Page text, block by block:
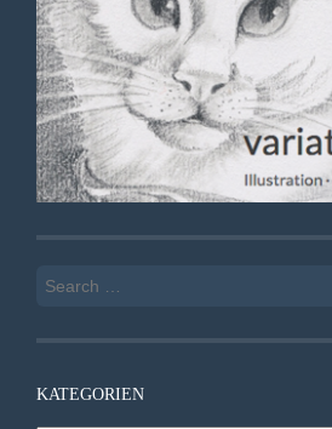
Search
KATEGORIEN